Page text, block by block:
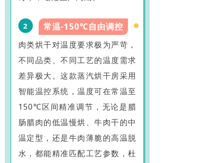
2 常温-150℃自由调控
肉类烘干对温度要求极为严苛，
不同品类、不同工艺的温度需求
差异极大。这款蒸汽烘干房采用
智能温控系统，温度可在常温至
150℃区间精准调节，无论是腊
肠腊肉的低温慢烘、牛肉干的中
温定型，还是牛肉薄脆的高温脱
水，都能精准匹配工艺参数，杜